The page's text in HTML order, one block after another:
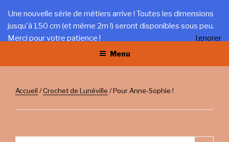
contenu
principal
LA TRÉFILERIE
Gîte et artisanat au coeur du Jura
Menu
Accueil /Crochet de Lunéville / Pour Anne-Sophie !
Une nouvelle série de métiers arrive ! Toutes les dimensions
jusqu'à 150 cm (et même 2m !) seront disponibles sous peu.
Merci pour votre patience !
Ignorer